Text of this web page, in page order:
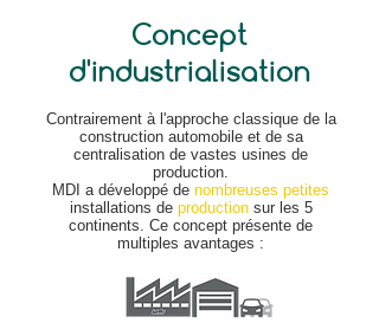
Concept
d'industrialisation
Contrairement à l'approche classique de la
construction automobile et de sa
centralisation de vastes usines de
production.
MDI a développé de nombreuses petites
installations de productionsur les 5
continents. Ce concept présente de
multiples avantages :